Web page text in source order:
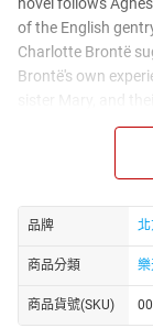
of the English
Charlotte Brontë
Brontë's own
in extra money,
a child. To prove
a position as a
position, and
misgivings, she
Bloomfield family.
deal with issues of
governesses,
品牌 北
商品分類 樂
商品貨號(SKU)